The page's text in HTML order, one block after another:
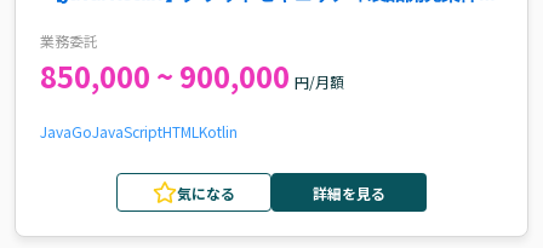
業務委託
850,000 ~ 900,000 円/月額
JavaGoJavaScriptHTML Kotlin
気になる 詳細を見る